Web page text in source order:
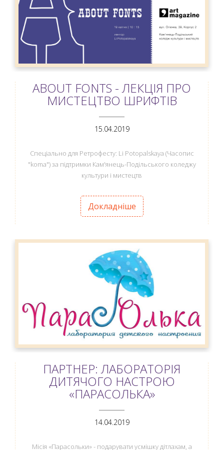
ABOUT FONTS - ЛЕКЦІЯ ПРО
МИСТЕЦТВО ШРИФТІВ
ANEMPTYTEXTLLINE
15.04.2019
Спеціально для Ретрофесту: Li Potopalskaya (Часопис
"koma") за підтримки Кам'янець-Подільського коледжу
культури і мистецтв
Докладніше
ПАРТНЕР: ЛАБОРАТОРІЯ
ДИТЯЧОГО НАСТРОЮ
«ПАРАСОЛЬКА»
14.04.2019
Місія «Парасольки» - подарувати усмішку дітлахам, а